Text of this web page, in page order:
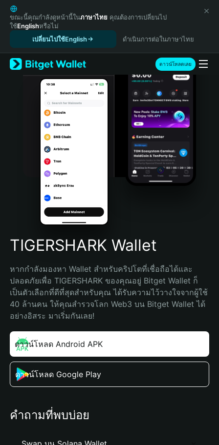
English
日本語
Tiếng Việt
Español (Latinoamérica)
Türkçe
Italiano
Português (Portugal)
Bahasa Indonesia
Português (Brasil)
Español (Argentina)
ขณะนี้คุณกำลังดูหน้านี้ในภาษาไทย คุณต้องการเปลี่ยนไป
ใช้Englishหรือไม่
เปลี่ยนไปใช้English
ดำเนินการต่อในภาษาไทย
ดาวน์โหลดเลย
TIGERSHARK Wallet
หากกำลังมองหา Wallet สำหรับคริปโตที่เชื่อถือได้และ
ปลอดภัยเพื่อ TIGERSHARK ของคุณอยู่ Bitget Wallet ก็
เป็นตัวเลือกที่ดีที่สุดสำหรับคุณ ได้รับความไว้วางใจจากผู้ใช้
40 ล้านคน ให้คุณสำรวจโลก Web3 บน Bitget Wallet ได้
อย่างอิสระ มาเริ่มกันเลย!
ดาวน์โหลด Android APK
ดาวน์โหลด Google Play
คำถามที่พบบ่อย